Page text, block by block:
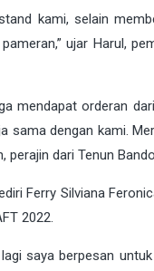
kami, selain
ujar Harul,
mendapat orderan
sama dengan kami.
perajin dari Tenun
Ferry Silviana
2022.
saya berpesan